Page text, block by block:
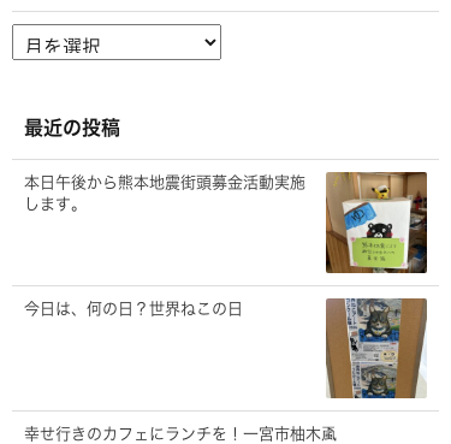
ー
ブ
最近の投稿
本日午後から熊本地震街頭募金活動実施
します。
今日は、何の日？世界ねこの日
幸せ行きのカフェにランチを！一宮市柚木颪